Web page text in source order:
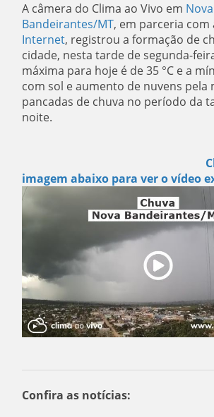
A câmera do Clima ao Vivo em Nova
Bandeirantes/MT, em parceria com
Internet, registrou a formação de
cidade, nesta tarde de segunda-
máxima para hoje é de 35 °C e a
com sol e aumento de nuvens pela
pancadas de chuva no período da
noite.
imagem abaixo para ver o vídeo
Confira as notícias: